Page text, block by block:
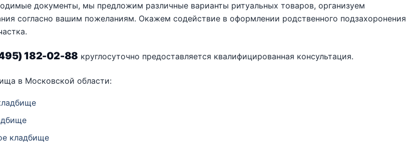
документы, мы предложим различные варианты ритуальных товаров, организуем
согласно вашим пожеланиям. Окажем содействие в оформлении родственного подзахоронения
182-02-88 круглосуточно предоставляется квалифицированная консультация.
в Московской области:
кладбище